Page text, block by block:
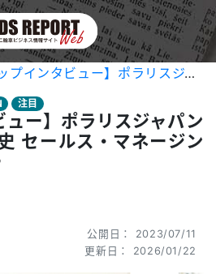
タビュー】ポラリスジャパン株式会社 藤原裕史 セールス・マネージング・ディレクター
注目
ュー】ポラリスジャパン
セールス・マネージン
公開日： 2023/07/11
更新日： 2026/01/22